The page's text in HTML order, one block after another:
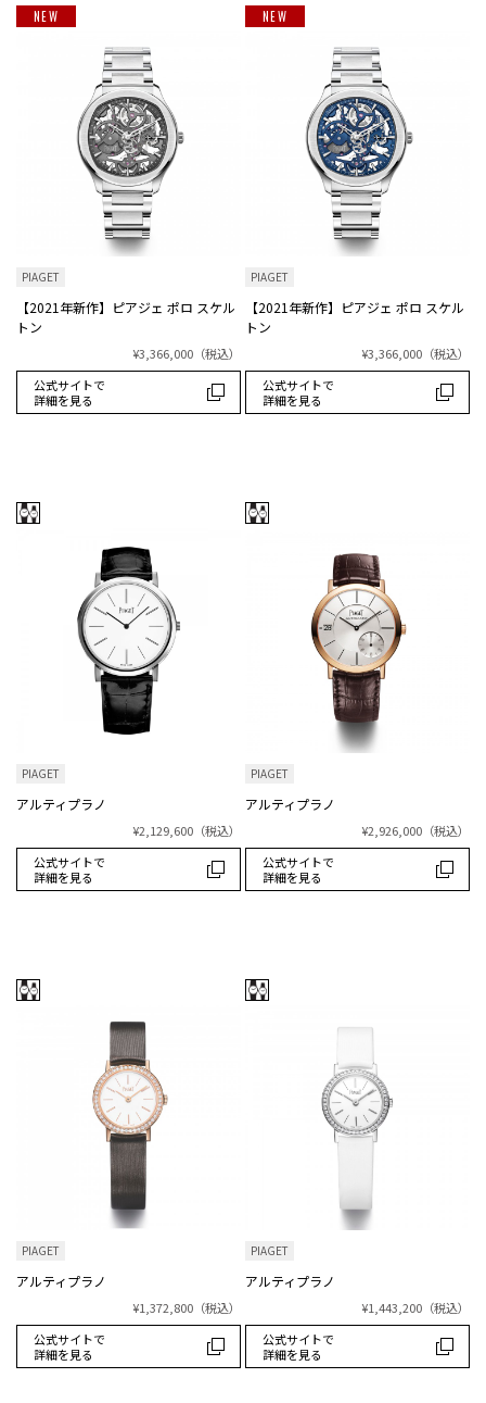
NEW
PIAGET
【2021年新作】ピアジェ ポロ スケル
トン
¥3,366,000 （税込）
公式サイトで
詳細を見る
NEW
PIAGET
【2021年新作】ピアジェ ポロ スケル
トン
¥3,366,000 （税込）
公式サイトで
詳細を見る
PIAGET
アルティプラノ
¥2,129,600 （税込）
公式サイトで
詳細を見る
PIAGET
アルティプラノ
¥2,926,000 （税込）
公式サイトで
詳細を見る
PIAGET
アルティプラノ
¥1,372,800 （税込）
公式サイトで
詳細を見る
PIAGET
アルティプラノ
¥1,443,200 （税込）
公式サイトで
詳細を見る